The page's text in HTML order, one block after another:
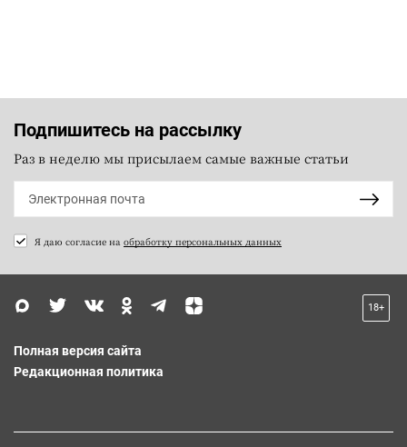
Подпишитесь на рассылку
Раз в неделю мы присылаем самые важные статьи
Я даю согласие на обработку персональных данных
18+
Полная версия сайта
Редакционная политика